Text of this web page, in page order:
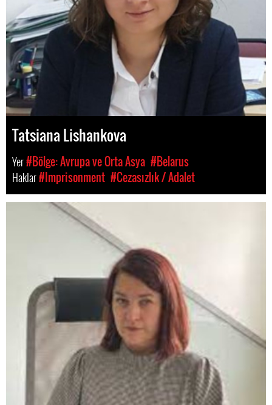
Tatsiana Lishankova
Yer#Bölge: Avrupa ve Orta Asya #Belarus
Haklar#Imprisonment #Cezasızlık / Adalet